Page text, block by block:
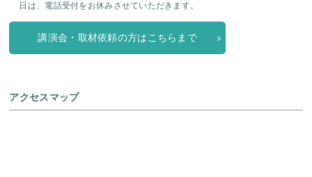
日は、電話受付をお休みさせていただきます。
講演会・取材依頼の方はこちらまで
アクセスマップ